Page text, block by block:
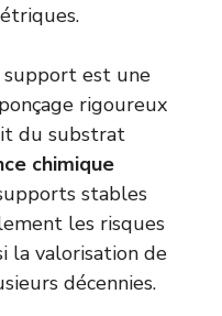
est une
rigoureux
du substrat
chimique
stables
les risques
la valorisation de
décennies.